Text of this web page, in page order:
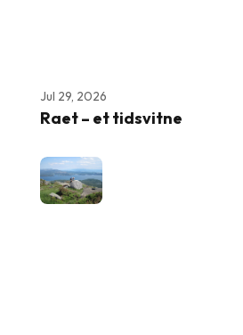
Jul 29, 2026
Raet – et tidsvitne